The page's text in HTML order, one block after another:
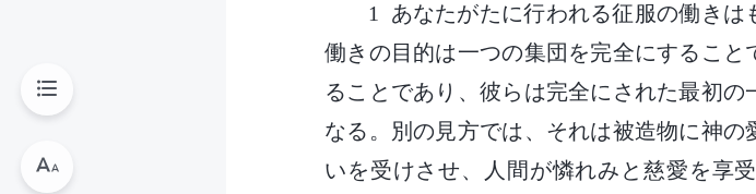
1 あなたがたに行われる征服の働き
働きの目的は一つの集団を完全にするこ
ることであり、彼らは完全にされた最初
なる。別の見方では、それは被造物に神
いを受けさせ、人間が憐れみと慈愛を享